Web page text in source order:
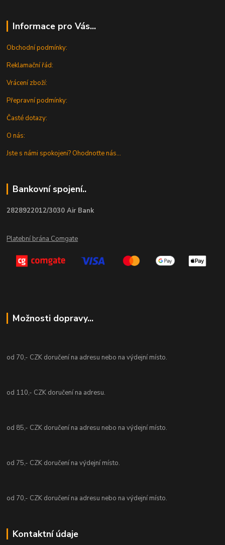
Informace pro Vás...
Obchodní podmínky:
Reklamační řád:
Vrácení zboží:
Přepravní podmínky:
Časté dotazy:
O nás:
Jste s námi spokojeni? Ohodnoťte nás...
Bankovní spojení..
2828922012/3030 Air Bank
Platební brána Comgate
Možnosti dopravy...
od 70,- CZK doručení na adresu nebo na výdejní místo.
od 110,- CZK doručení na adresu.
od 85,- CZK doručení na adresu nebo na výdejní místo.
od 75,- CZK doručení na výdejní místo.
od 70,- CZK doručení na adresu nebo na výdejní místo.
Kontaktní údaje